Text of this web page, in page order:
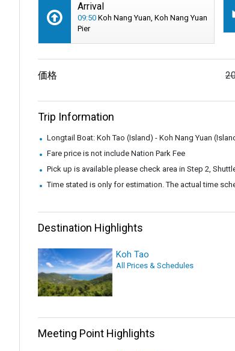
Arrival
09:50 Koh Nang Yuan, Koh Nang Yuan
Pier
価格
Trip Information
Longtail Boat: Koh Tao (Island) - Koh Nang Yuan
Fare price is not include Nation Park Fee
Pick up is available please check area in Step 2,
Time stated is only for estimation. The actual time
Destination Highlights
Koh Tao
All Prices & Schedules
Meeting Point Highlights